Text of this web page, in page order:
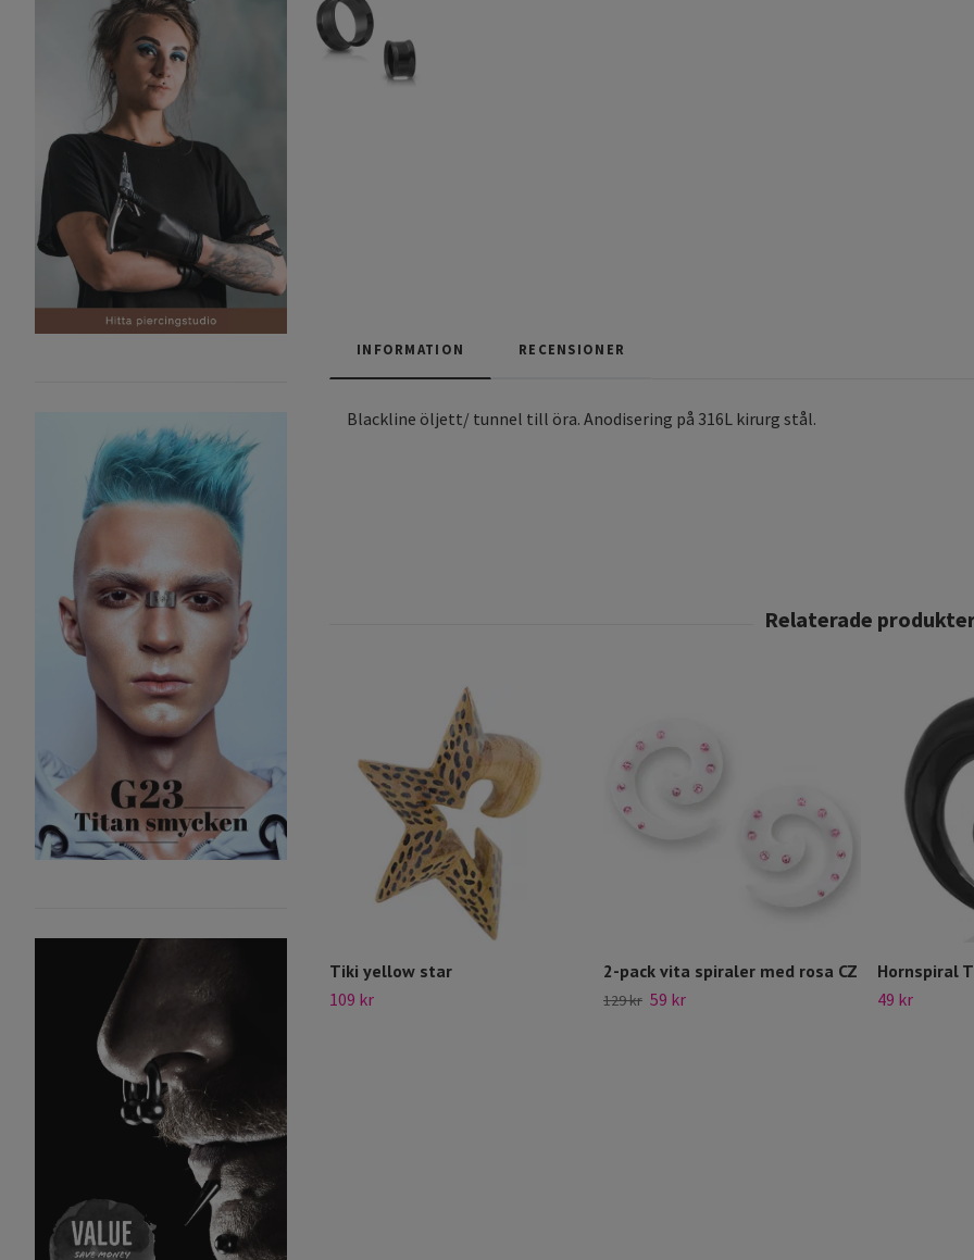
INFORMATION RECENSIONER
Blackline öljett/ tunnel till öra. Anodisering på 316L kirurg stål.
Tiki yellow star
109 kr
2-pack vita spiraler med rosa CZ
129 kr 59 kr
Hornspiral
49 kr